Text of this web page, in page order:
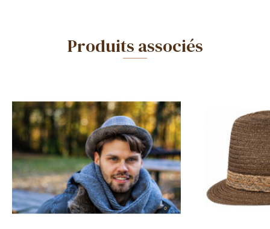
Produits associés